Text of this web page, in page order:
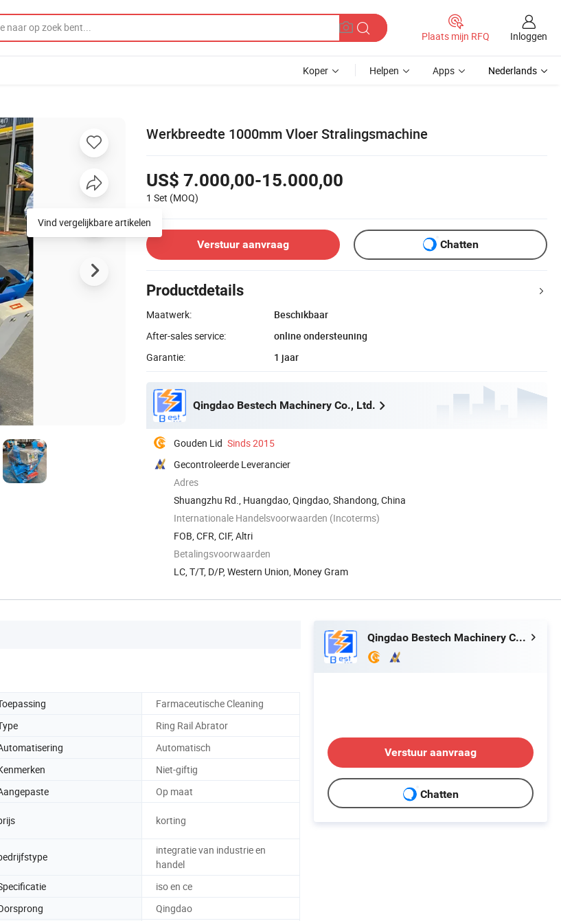
Plaats mijn RFQ Inloggen
Koper Helpen Apps Nederlands
Werkbreedte 1000mm Vloer Stralingsmachine
US$ 7.000,00-15.000,00
1 Set (MOQ)
Verstuur aanvraag Chatten
Productdetails
Maatwerk:
Beschikbaar
After-sales service:
online ondersteuning
Garantie:
1 jaar
Qingdao Bestech Machinery Co., Ltd.
Gouden Lid Sinds 2015
Gecontroleerde Leverancier
Adres
Shuangzhu Rd., Huangdao, Qingdao, Shandong, China
Internationale Handelsvoorwaarden (Incoterms)
FOB, CFR, CIF, Altri
Betalingsvoorwaarden
LC, T/T, D/P, Western Union, Money Gram
Vind vergelijkbare artikelen
Farmaceutische Cleaning
Ring Rail Abrator
Automatisch
Niet-giftig
Op maat
korting
integratie van industrie en
handel
iso en ce
Qingdao
Qingdao Bestech Machinery Co., Ltd.
Verstuur aanvraag
Chatten